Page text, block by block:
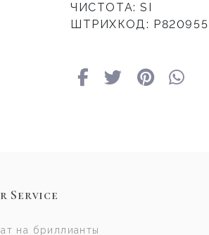
ЧИСТОТА: SI
ШТРИХКОД: Р820955
Service
на бриллианты